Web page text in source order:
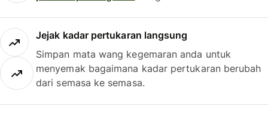
Jejak kadar pertukaran langsung
Simpan mata wang kegemaran anda untuk
menyemak bagaimana kadar pertukaran berubah
dari semasa ke semasa.